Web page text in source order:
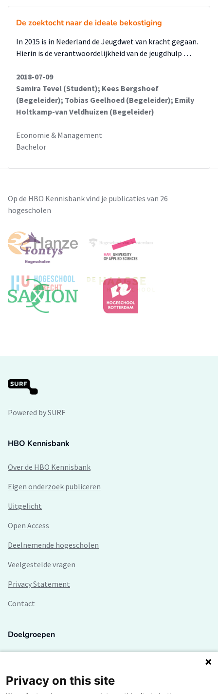
De zoektocht naar de ideale bekostiging
In 2015 is in Nederland de Jeugdwet van kracht gegaan.
Hierin is de verantwoordelijkheid van de jeugdhulp …
2018-07-09
Samira Tevel (Student); Kees Bergshoef
(Begeleider); Tobias Geelhoed (Begeleider); Emily
Holtkamp-van Veldhuizen (Begeleider)
Economie & Management
Bachelor
Op de HBO Kennisbank vind je publicaties van 26
hogescholen
Powered by SURF
HBO Kennisbank
Over de HBO Kennisbank
Eigen onderzoek publiceren
Uitgelicht
Open Access
Deelnemende hogescholen
Veelgestelde vragen
Privacy Statement
Contact
Doelgroepen
Lectoren en onderzoekers
Privacy on this site